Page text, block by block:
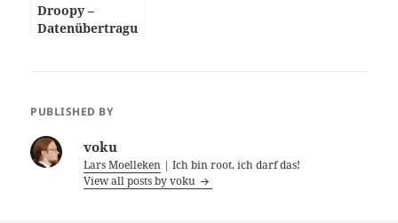
Droopy –
Datenübertragu
PUBLISHED BY
voku
Lars Moelleken | Ich bin root, ich darf das!
View all posts by voku